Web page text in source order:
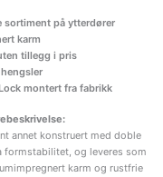
sortiment på ytterdører
karm
tillegg i pris
montert fra fabrikk
annet konstruert med doble
formstabilitet, og leveres som
karm og rustfrie